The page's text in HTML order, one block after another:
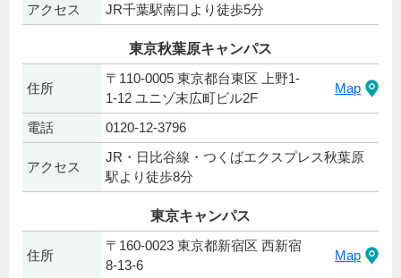
アクセス
JR千葉駅南口より徒歩5分
東京秋葉原キャンパス
住所
〒110-0005 東京都台東区 上野1-
1-12 ユニゾ末広町ビル2F
Map
電話 0120-12-3796
アクセス
JR・日比谷線・つくばエクスプレス秋葉原
駅より徒歩8分
東京キャンパス
住所
〒160-0023 東京都新宿区 西新宿
8-13-6
Map